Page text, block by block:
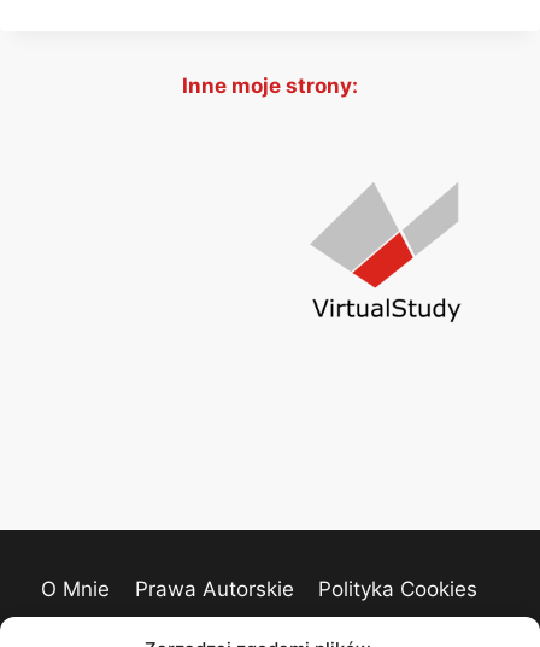
Inne moje strony:
O Mnie Prawa Autorskie
Polityka Cookies